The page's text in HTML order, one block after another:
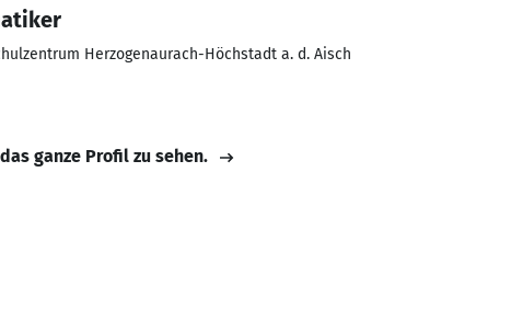
Herzogenaurach-Höchstadt a. d. Aisch
ganze Profil zu sehen.